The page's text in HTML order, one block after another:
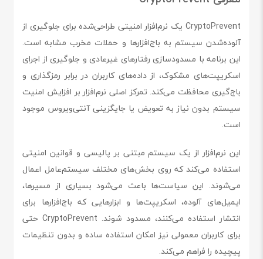
CryptoPrevent یک نرم‌افزار امنیتی طراحی‌شده برای جلوگیری از
آلوده‌شدن سیستم به باج‌افزارها و حملات مخرب مشابه است.
این برنامه با مسدودسازی رفتارهای غیرعادی و جلوگیری از اجرای
اسکریپت‌های مشکوک، از داده‌های کاربران در برابر رمزگذاری و
باج‌گیری محافظت می‌کند. تمرکز اصلی نرم‌افزار بر افزایش امنیت
سیستم بدون نیاز به تعویض یا جایگزینی آنتی‌ویروس موجود
است.
این نرم‌افزار از یک سیستم مبتنی بر پالیسی و قوانین امنیتی
استفاده می‌کند که روی بخش‌های مختلف سیستم‌عامل اعمال
می‌شوند. این سیاست‌ها باعث می‌شود بسیاری از مسیرها،
ایمیل‌های آلوده، اسکریپت‌ها و ابزارهایی که باج‌افزارها برای
انتشار استفاده می‌کنند، مسدود شوند. CryptoPrevent حتی
برای کاربران معمولی نیز امکان استفاده ساده و بدون تنظیمات
پیچیده را فراهم می‌کند.